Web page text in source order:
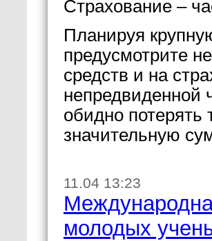
Страхование –
Планируя
предусмотрите
средств и на
непредвиденной
обидно потерять
значительную
11.04 13:23
молодых